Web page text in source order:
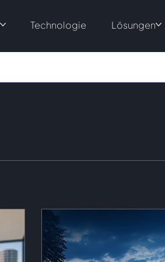
Technologie Lösungen